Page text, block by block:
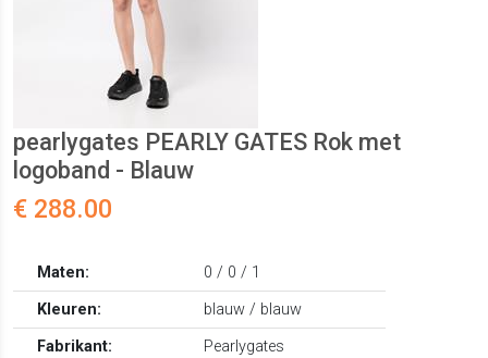
pearlygates PEARLY GATES Rok met
logoband - Blauw
€ 288.00
Maten:
0 / 0 / 1
Kleuren:
blauw / blauw
Fabrikant:
Pearlygates